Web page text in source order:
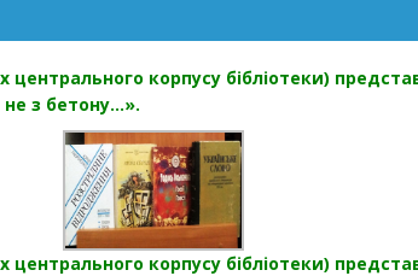
корпусу бібліотеки)
не з бетону…».
корпусу бібліотеки)